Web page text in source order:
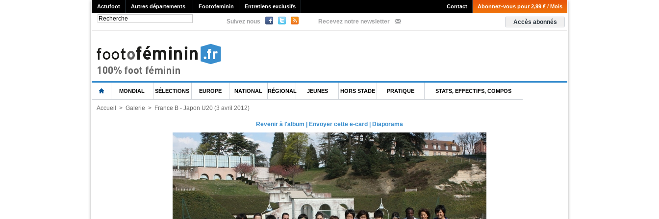
Actufoot Autres départements Footofeminin Entretiens exclusifs Abonnez-vous pour 2,99 € / Mois
Contact
Suivez nous Recevez notre newsletter Accès abonnés
MONDIAL SÉLECTIONS EUROPE NATIONAL RÉGIONAL JEUNES HORS STADE PRATIQUE STATS, EFFECTIFS, COMPOS
Accueil > Galerie > France B - Japon U20 (3 avril 2012)
Revenir à l'album Envoyer cette e-card Diaporama